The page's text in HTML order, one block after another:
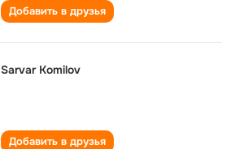
Добавить в друзья
Sarvar Komilov
Добавить в друзья